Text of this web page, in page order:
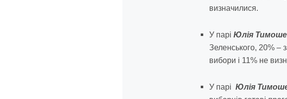
визначилися.
У парі Юлія
Зеленського, 20% –
вибори і 11% не
У парі Юлія